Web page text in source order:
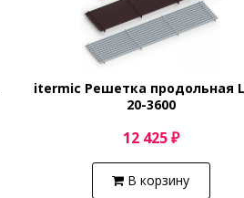
itermic Решетка продольная
20-3600
12 425 ₽
В корзину